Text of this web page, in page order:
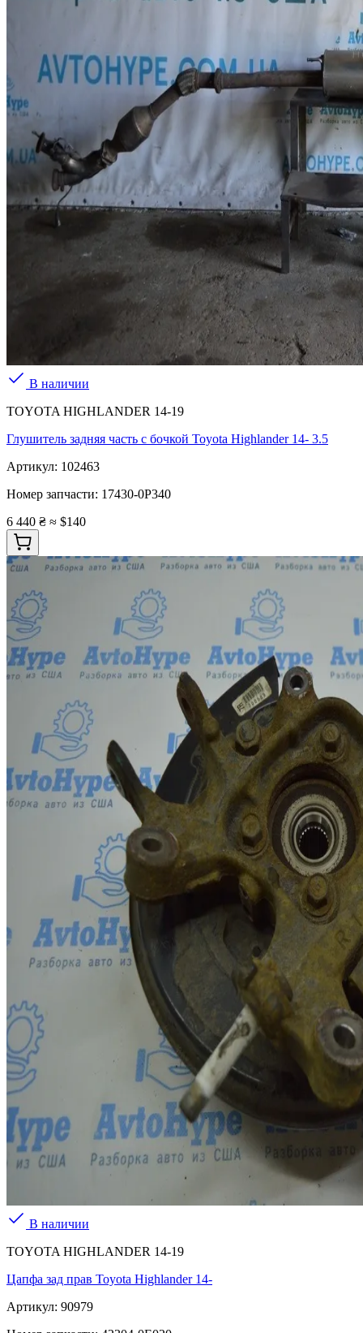
В наличии
TOYOTA HIGHLANDER 14-19
Глушитель задняя часть с бочкой Toyota Highlander 14- 3.5
Артикул: 102463
Номер запчасти: 17430-0P340
6 440 ₴ ≈ $140
В наличии
TOYOTA HIGHLANDER 14-19
Цапфа зад прав Toyota Highlander 14-
Артикул: 90979